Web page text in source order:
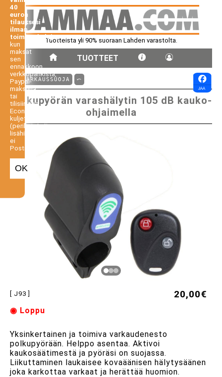
Tuotteista yli 90% suoraan Lahden varastolta.
TUOTTEET
40
euron
tilauksesi
ilman
toimituskuluja,
kun
maksat
sen
ennakkoon
verkkopankista,
Paypal-
maksuna
tai
tilisiirtona.
Economy-
kuljetus
(perilletoimitus
lisähintaan,
ei
Postiennakko).
OK
⤺ VARKAUSSUOJA ⤺
Polkupyörän varashälytin 105 dB kauko-
ohjaimella
[ J93 ] 20,00€
◉ Loppu
Yksinkertainen ja toimiva varkaudenesto
polkupyörään. Helppo asentaa. Aktivoi
kaukosäätimestä ja pyöräsi on suojassa.
Liikuttaminen laukaisee kovaäänisen hälytysäänen
joka karkottaa varkaat ja herättää huomion.